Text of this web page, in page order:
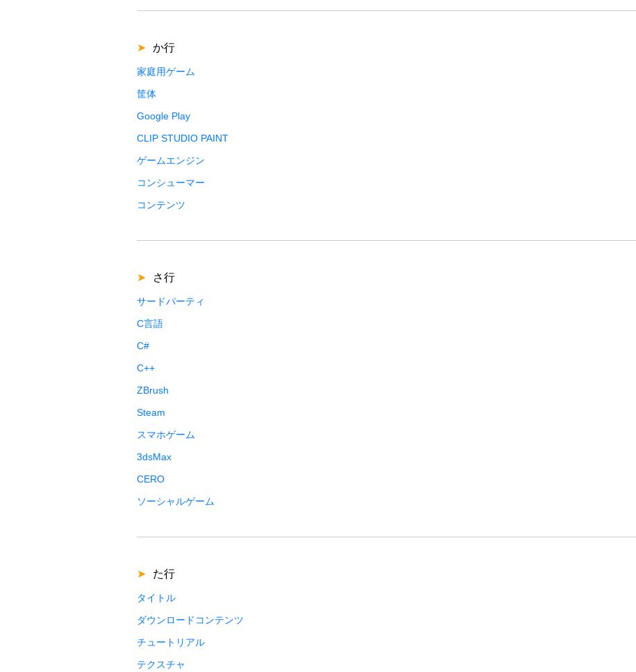
か行
家庭用ゲーム
筐体
Google Play
CLIP STUDIO PAINT
ゲームエンジン
コンシューマー
コンテンツ
さ行
サードパーティ
C言語
C#
C++
ZBrush
Steam
スマホゲーム
3dsMax
CERO
ソーシャルゲーム
た行
タイトル
ダウンロードコンテンツ
チュートリアル
テクスチャ